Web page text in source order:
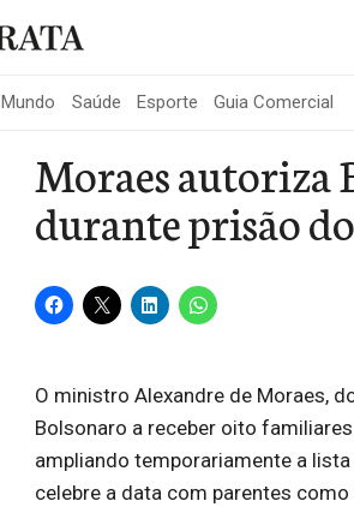
Mundo Saúde Esporte Guia Comercial
Moraes autoriza
durante prisão
O ministro Alexandre de Moraes,
Bolsonaro a receber oito
ampliando temporariamente a
celebre a data com parentes